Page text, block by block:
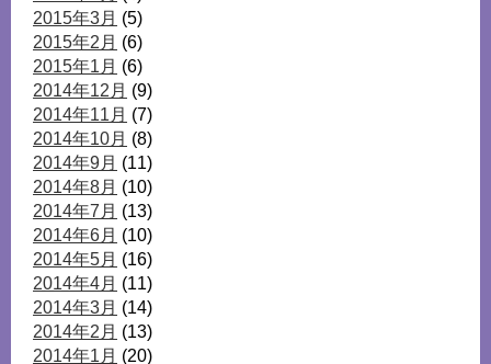
2015年3月 (5)
2015年2月 (6)
2015年1月 (6)
2014年12月 (9)
2014年11月 (7)
2014年10月 (8)
2014年9月 (11)
2014年8月 (10)
2014年7月 (13)
2014年6月 (10)
2014年5月 (16)
2014年4月 (11)
2014年3月 (14)
2014年2月 (13)
2014年1月 (20)